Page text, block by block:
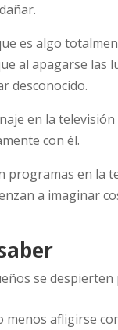
es algo
al apagarse las
desconocido.
en la
con él.
programas en la
a imaginar
se despierten
menos afligirse